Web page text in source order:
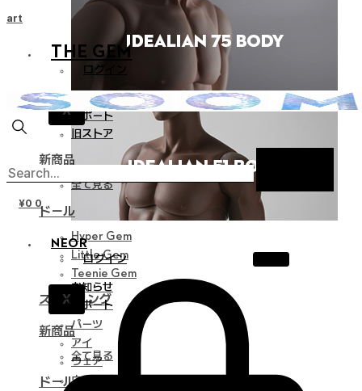
NEOR
ログイン
X
お知らせ
サポート
新商品
全て見る
ドール
THE GEM
ログイン
X
お知らせ
サポート
旧ストア
新商品
全て見る
ドール
Hyper Gem
Little Gem
Teenie Gem
スタイリング
パーツ
アイ
ウェア
ウィッグ
¥0 0